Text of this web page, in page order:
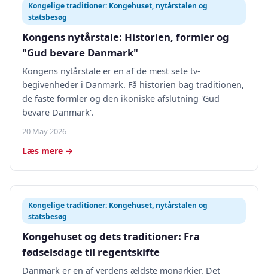
Kongelige traditioner: Kongehuset, nytårstalen og
statsbesøg
Kongens nytårstale: Historien, formler og
"Gud bevare Danmark"
Kongens nytårstale er en af de mest sete tv-
begivenheder i Danmark. Få historien bag traditionen,
de faste formler og den ikoniske afslutning 'Gud
bevare Danmark'.
20 May 2026
Læs mere →
Kongelige traditioner: Kongehuset, nytårstalen og
statsbesøg
Kongehuset og dets traditioner: Fra
fødselsdage til regentskifte
Danmark er en af verdens ældste monarkier. Det